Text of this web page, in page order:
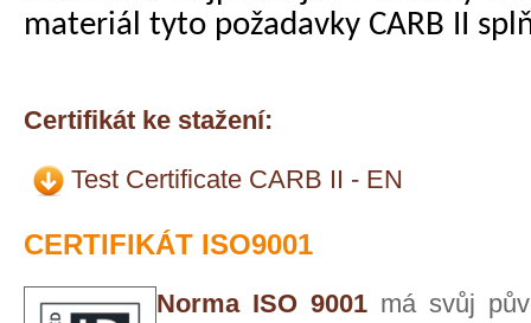
materiál tyto požadavky CARB II
Certifikát ke stažení:
Test Certificate CARB II - EN
CERTIFIKÁT ISO9001
Norma ISO 9001má svůj p